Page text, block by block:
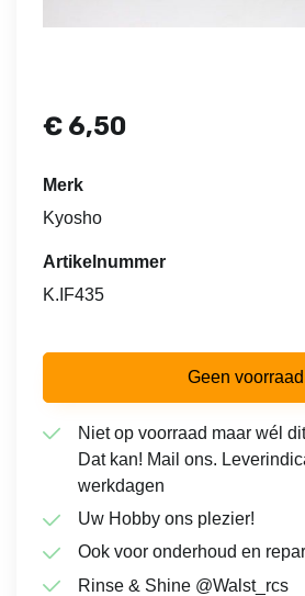
€ 6,50
Merk
Kyosho
Artikelnummer
K.IF435
Geen voorraad
Niet op voorraad maar wél
Dat kan! Mail ons.
werkdagen
Uw Hobby ons plezier!
Ook voor onderhoud en
Rinse & Shine @Walst_rcs